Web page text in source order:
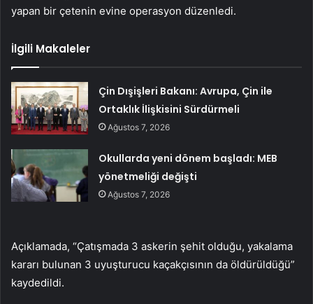
yapan bir çetenin evine operasyon düzenledi.
İlgili Makaleler
Çin Dışişleri Bakanı: Avrupa, Çin ile
Ortaklık İlişkisini Sürdürmeli
Ağustos 7, 2026
Okullarda yeni dönem başladı: MEB
yönetmeliği değişti
Ağustos 7, 2026
Açıklamada, “Çatışmada 3 askerin şehit olduğu, yakalama
kararı bulunan 3 uyuşturucu kaçakçısının da öldürüldüğü”
kaydedildi.